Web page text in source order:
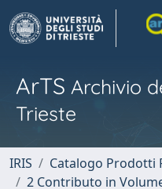
ArTS Archivio
Trieste
IRIS
Catalogo Prodotti
2 Contributo in